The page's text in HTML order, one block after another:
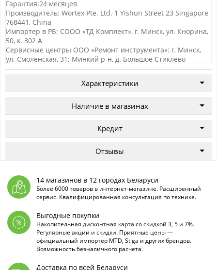
Гарантия:24 месяцев
Производитель: Wortex Pte. Ltd. 1 Yishun Street 23 Singapore
768441, China
Импортер в РБ: СООО «ТД Комплект», г. Минск, ул. Кнорина,
50, к. 302 А
Сервисные центры ООО «Ремонт инструмента»: г. Минск,
ул. Смоленская, 31; Минкий р-н, д. Большое Стиклево
Характеристики
Наличие в магазинах
Кредит
Отзывы
14 магазинов в 12 городах Беларуси
Более 6000 товаров в интернет-магазине. Расширенный
сервис. Квалифицированная консультация по технике.
Выгодные покупки
Накопительная дисконтная карта со скидкой 3, 5 и 7%.
Регулярные акции и скидки. Приятные цены —
официальный импортёр MTD, Stiga и других брендов.
Возможность безналичного расчета.
Доставка по всей Беларуси